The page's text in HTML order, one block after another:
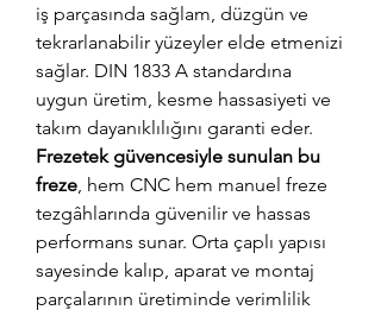
iş parçasında sağlam, düzgün ve
tekrarlanabilir yüzeyler elde etmenizi
sağlar. DIN 1833 A standardına
uygun üretim, kesme hassasiyeti ve
takım dayanıklılığını garanti eder.
Frezetek güvencesiyle sunulan bu
freze , hem CNC hem manuel freze
tezgâhlarında güvenilir ve hassas
performans sunar. Orta çaplı yapısı
sayesinde kalıp, aparat ve montaj
parçalarının üretiminde verimlilik